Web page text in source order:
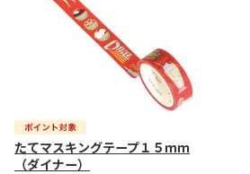
たてマスキングテープ１５ｍｍ
（ダイナー）